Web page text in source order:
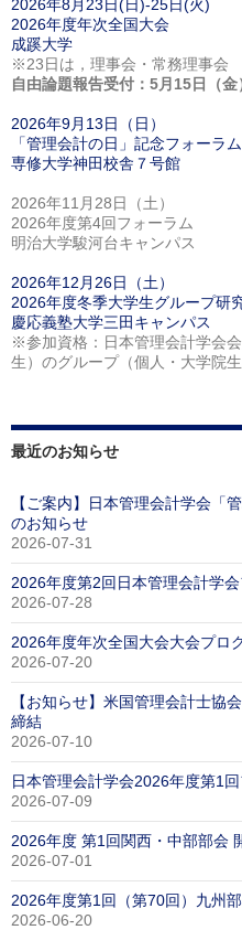
2026年8月23日(日)-25日(火)
2026年度年次全国大会
成蹊大学
※23日は，理事会・常務理事会
自由論題報告受付：5月15日（金
2026年9月13日（日）
「管理会計の日」記念フォーラム
専修大学神田校舎７号館
2026年11月28日（土）
2026年度第4回フォーラム
明治大学駿河台キャンパス
2026年12月26日（土）
2026年度冬季大学生グループ研
慶応義塾大学三田キャンパス
※参加資格：日本管理会計学会
生）のグループ（個人・大学院生
最近のお知らせ
【ご案内】日本管理会計学会「
のお知らせ
2026-07-31
2026年度第2回日本管理会計学
2026-07-28
2026年度年次全国大会大会プロ
2026-07-20
【お知らせ】米国管理会計士協
締結
2026-07-10
日本管理会計学会2026年度第1
2026-07-09
2026年度 第1回関西・中部部会
2026-07-01
2026年度第1回（第70回）九州
2026-06-20